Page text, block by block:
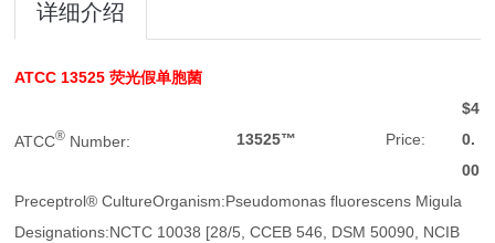
详细介绍
ATCC 13525荧光假单胞菌
ATCC® Number: 13525™ Price:
$4
0.
00
Preceptrol® CultureOrganism:Pseudomonas fluorescens Migula
Designations:NCTC 10038 [28/5, CCEB 546, DSM 50090, NCIB